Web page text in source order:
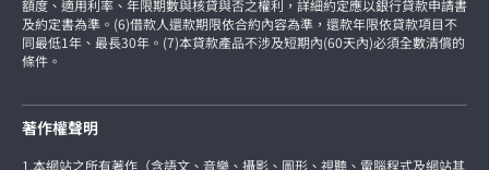
額度、適用利率、年限期數與核貸與否之權利，詳細約定應以銀行貸款申請書
及約定書為準。(6)借款人還款期限依合約內容為準，還款年限依貸款項目不
同最低1年、最長30年。(7)本貸款產品不涉及短期內(60天內)必須全數清償的
條件。
著作權聲明
1.本網站之所有著作（含語文、音樂、攝影、圖形、視聽、電腦程式及網站其